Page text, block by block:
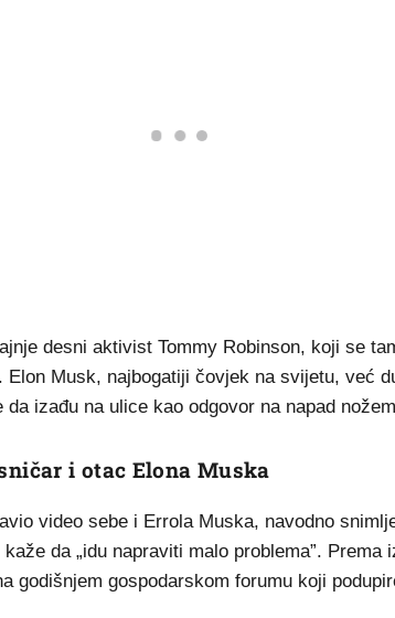
desni aktivist Tommy Robinson, koji se
Musk, najbogatiji čovjek na svijetu, već
izađu na ulice kao odgovor na napad
i otac Elona Muska
video sebe i Errola Muska, navodno
da „idu napraviti malo problema”.
godišnjem gospodarskom forumu koji